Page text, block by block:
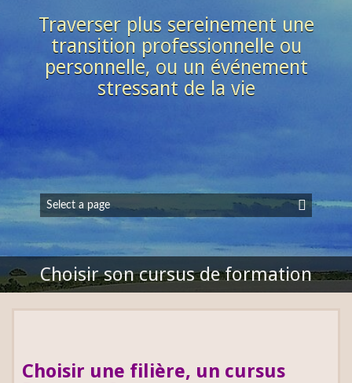
Traverser plus sereinement une
transition professionnelle ou
personnelle, ou un événement
stressant de la vie
Choisir son cursus de formation
Choisir une filière, un cursus